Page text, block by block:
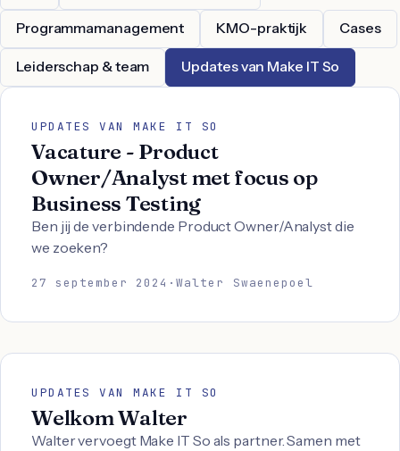
Programmamanagement KMO-praktijk Cases
Leiderschap & team Updates van Make IT So
UPDATES VAN MAKE IT SO
Vacature - Product
Owner/Analyst met focus op
Business Testing
Ben jij de verbindende Product Owner/Analyst die
we zoeken?
27 september 2024 ·Walter Swaenepoel
UPDATES VAN MAKE IT SO
Welkom Walter
Walter vervoegt Make IT So als partner. Samen met